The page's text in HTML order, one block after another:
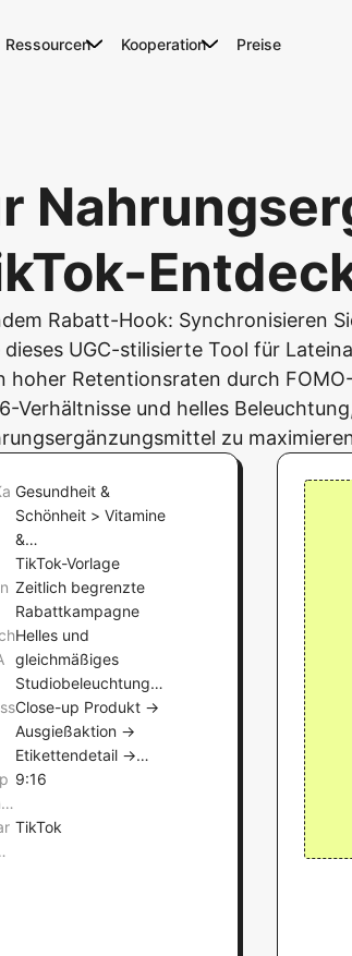
Ressourcen Kooperation Preise
Rabatt-Hook: Synchronisieren
UGC-stilisierte Tool für
Retentionsraten durch
Verhältnisse und helles
zu
Gesundheit &
Schönheit > Vitamine
&
Nahrungsergänzungsmittel
> Pflanzliche
Nahrungsergänzungsmittel
TikTok-Vorlage
Zeitlich begrenzte
Rabattkampagne
Helles und
gleichmäßiges
Studiobeleuchtung
für hohen
Produktkontrast und
Schärfe
Close-up Produkt →
Ausgießaktion →
Etikettendetail →
Kapselpräsentation
9:16
TikTok